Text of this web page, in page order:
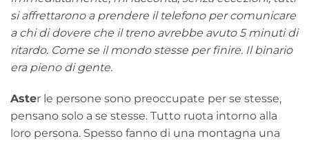
si affrettarono a prendere il telefono per comunicare
a chi di dovere che il treno avrebbe avuto 5 minuti di
ritardo. Come se il mondo stesse per finire. Il binario
era pieno di gente.
Aster le persone sono preoccupate per se stesse,
pensano solo a se stesse. Tutto ruota intorno alla
loro persona. Spesso fanno di una montagna una